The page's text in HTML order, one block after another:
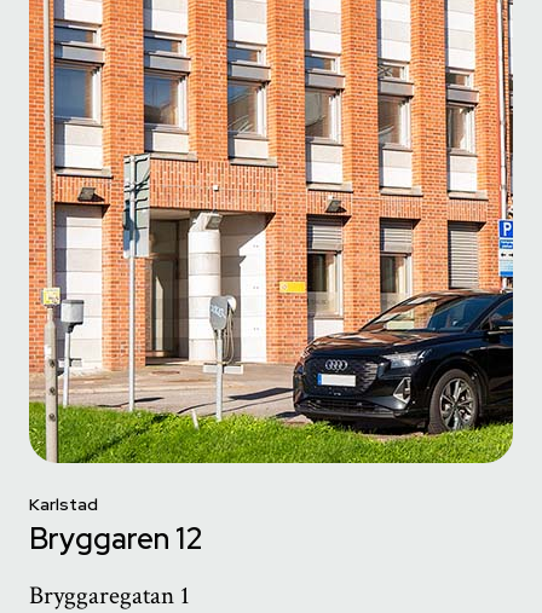
Karlstad
Bryggaren 12
Bryggaregatan 1